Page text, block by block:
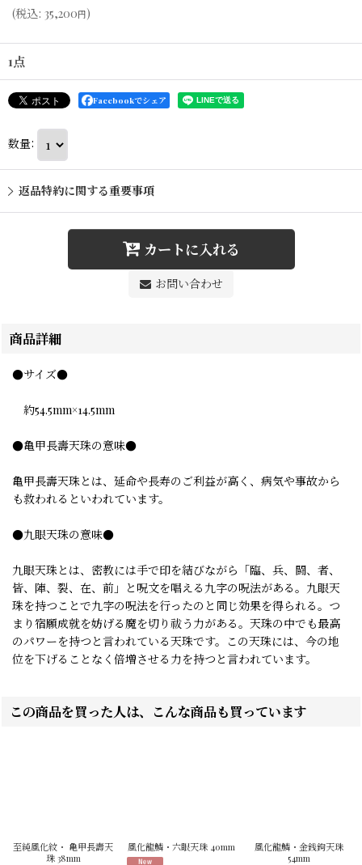
(税込: 35,200円)
1点
Facebookでシェア
数量:
返品特約に関する重要事項
カートに入れる
お問い合わせ
商品詳細
●サイズ●
約54.5mm×14.5mm
●亀甲長壽天珠の意味●
亀甲長壽天珠とは、延命や長寿のご利益が高く、病気や事故から
も救われるといわれています。
●九眼天珠の意味●
九眼天珠とは、密教には手で印を結びながら「臨、兵、闘、者、
皆、陣、裂、在、前」と呪文を唱える九字の呪法がある。九眼天
珠を持つことで九字の呪法を行ったのと同じ効果を得られる。つ
まり宿願成就を妨げる魔を切り祓う力がある。天珠の中でも最高
のパワーを持つと言われている天珠です。この天珠には、今の地
位を下げることなく倍増させる力を持つと言われています。
この商品を買った人は、こんな商品も買っています
至純風化紋・ 亀甲長壽天
珠 38mm
風化龍鱗・六眼天珠 40mm
風化龍鱗・金銭鉤天珠
54mm